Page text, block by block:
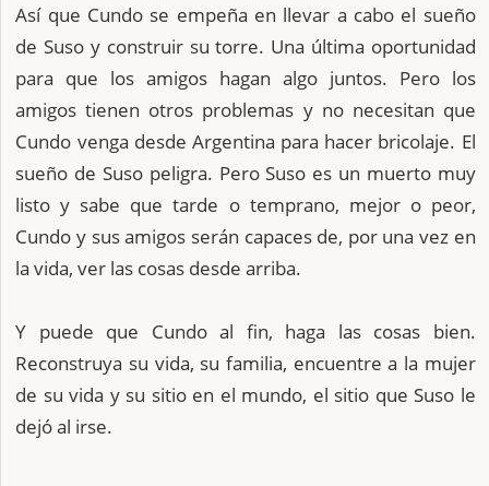
Así que Cundo se empeña en llevar a cabo el sueño
de Suso y construir su torre. Una última oportunidad
para que los amigos hagan algo juntos. Pero los
amigos tienen otros problemas y no necesitan que
Cundo venga desde Argentina para hacer bricolaje. El
sueño de Suso peligra. Pero Suso es un muerto muy
listo y sabe que tarde o temprano, mejor o peor,
Cundo y sus amigos serán capaces de, por una vez en
la vida, ver las cosas desde arriba.
Y puede que Cundo al fin, haga las cosas bien.
Reconstruya su vida, su familia, encuentre a la mujer
de su vida y su sitio en el mundo, el sitio que Suso le
dejó al irse.